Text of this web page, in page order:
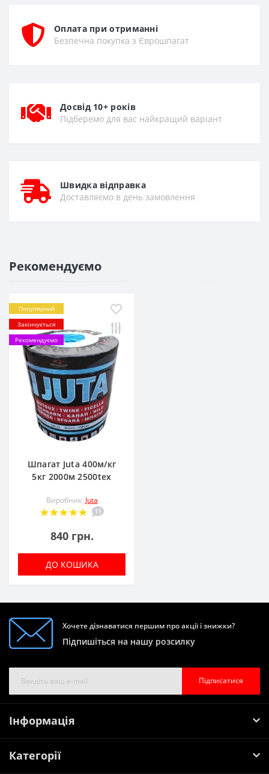
Оплата при отриманні
Безпечна покупка з Єврошпагат
Досвід 10+ років
Підберемо для вас найкращий варіант
Швидка відправка
Доставляємо в день замовлення
Рекомендуємо
Популярний
Закінчується
Рекомендуємо
Шпагат Juta 400м/кг
5кг 2000м 2500tex
Виробник: Juta
11
840 грн.
ДО КОШИКА
Хочете дізнаватися першим про акції і знижки?
Підпишіться на нашу розсилку
Підписатися
Інформація
Категорії